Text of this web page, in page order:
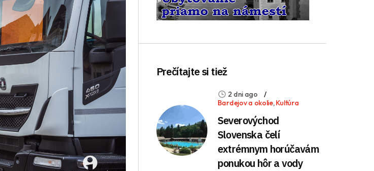
Prečítajte si tiež
2 dni ago
Bardejov a okolie,Kultúra
Severovýchod
Slovenska čelí
extrémnym horúčavám
ponukou hôr a vody